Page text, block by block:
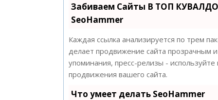
Забиваем Сайты В ТОП
SeoHammer
Каждая ссылка анализируется по трем
делает продвижение сайта прозрачным
упоминания, пресс-релизы -
продвижения вашего сайта.
Что умеет делать SeoHammer